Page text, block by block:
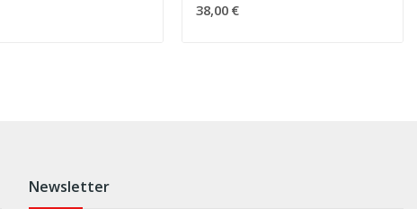
38,00 €
Newsletter